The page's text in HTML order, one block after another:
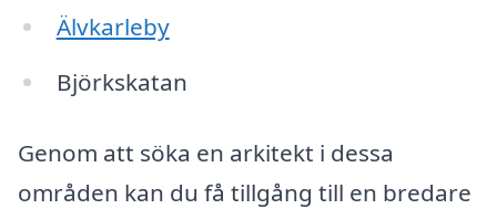
Älvkarleby
Björkskatan
Genom att söka en arkitekt i dessa
områden kan du få tillgång till en bredare